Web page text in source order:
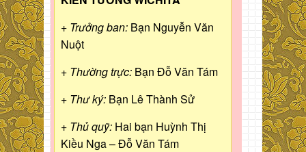
+ Trưởng ban: Bạn Nguyễn Văn
Nuột
+ Thường trực: Bạn Đỗ Văn Tám
+ Thư ký: Bạn Lê Thành Sử
+ Thủ quỹ: Hai bạn Huỳnh Thị
Kiều Nga – Đỗ Văn Tám